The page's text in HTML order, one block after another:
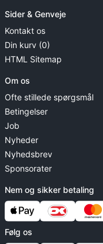
Sider & Genveje
Kontakt os
Din kurv (0)
HTML Sitemap
Om os
Ofte stillede spørgsmål
Betingelser
Job
Nyheder
Nyhedsbrev
Sponsorater
Nem og sikker betaling
Følg os